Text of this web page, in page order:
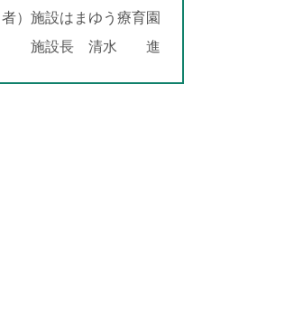
）施設はまゆう療育園
施設長 清水 進